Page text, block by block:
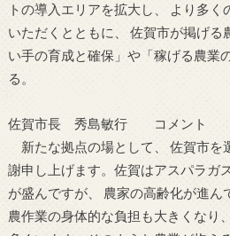
トの導入エリアを拡大し、 より多
いただくとともに、 佐賀市が掲げる
い手の育成と確保」や「稼げる農業
る。
佐賀市長 秀島敏行 コメント
新たな拠点の場として、 佐賀市を
謝申し上げます。佐賀はアスパラガ
が盛んですが、 農家の高齢化が進ん
農作業の身体的な負担も大きくなり